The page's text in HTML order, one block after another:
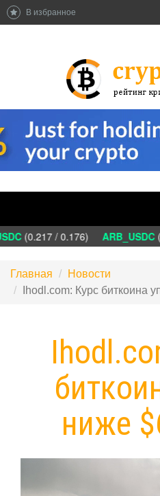
В избранное
(0.217 / 0.176) ARB_USDC
Главная
Новости
Ihodl.com: Курс биткоина
ниже